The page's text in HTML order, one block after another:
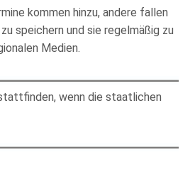
kommen hinzu, andere fallen
speichern und sie regelmäßig zu
Medien.
wenn die staatlichen